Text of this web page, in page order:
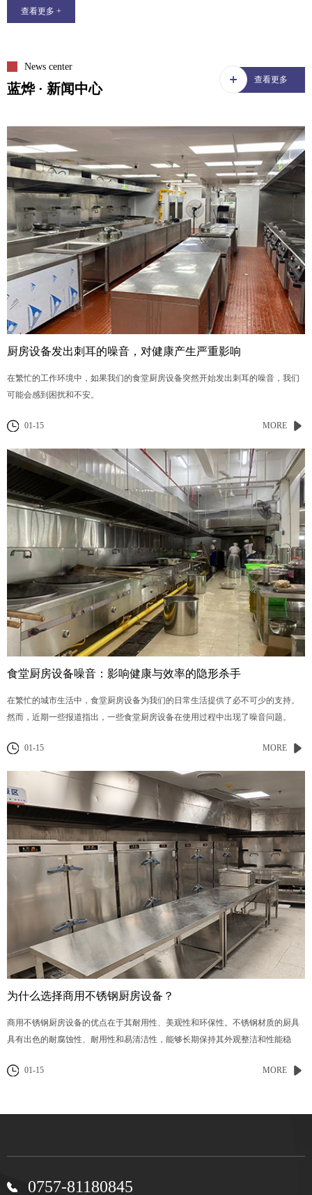
查看更多 +
News center
蓝烨 · 新闻中心
查看更多
厨房设备发出刺耳的噪音，对健康产生严重影响
在繁忙的工作环境中，如果我们的食堂厨房设备突然开始发出刺耳的噪音，我们
可能会感到困扰和不安。
01-15 MORE
食堂厨房设备噪音：影响健康与效率的隐形杀手
在繁忙的城市生活中，食堂厨房设备为我们的日常生活提供了必不可少的支持。
然而，近期一些报道指出，一些食堂厨房设备在使用过程中出现了噪音问题。
01-15 MORE
为什么选择商用不锈钢厨房设备？
商用不锈钢厨房设备的优点在于其耐用性、美观性和环保性。不锈钢材质的厨具
具有出色的耐腐蚀性、耐用性和易清洁性，能够长期保持其外观整洁和性能稳
01-15
MORE
0757-81180845